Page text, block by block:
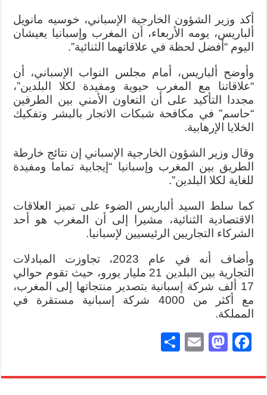
أكد وزير الشؤون الخارجية الإسباني، خوسيه مانويل
ألباريس، يومه الأربعاء، أن المغرب وإسبانيا يعيشان
اليوم “أفضل لحظة في علاقاتهما الثنائية”.
وأوضح ألباريس، أمام مجلس النواب الإسباني، أن
“علاقاتنا مع المغرب حيوية ومفيدة لكلا البلدين”،
مجددا التأكيد على أن التعاون الأمني بين الطرفين
“حاسم” في مكافحة شبكات الاتجار بالبشر وتفكيك
الخلايا الإرهابية.
وقال وزير الشؤون الخارجية الإسباني إن نتائج خارطة
الطريق بين المغرب وإسبانيا “إيجابية تماما ومفيدة
للغاية لكلا البلدين”.
كما سلط السيد ألباريس الضوء على تميز العلاقات
الاقتصادية الثنائية، مشيرا إلى أن المغرب هو أحد
الشركاء التجاريين الرئيسيين لإسبانيا.
وأضاف أنه في عام 2023، تجاوزت المبادلات
التجارية بين البلدين 21 مليار يورو، حيث تقوم حوالي
17 ألف شركة إسبانية بتصدير منتجاتها إلى المغرب،
مع أكثر من 4000 شركة إسبانية مستقرة في
المملكة.
Fa
bo
M
to
E
ail
re